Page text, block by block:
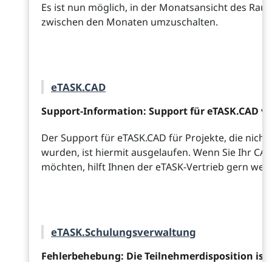
Es ist nun möglich, in der Monatsansicht des
zwischen den Monaten umzuschalten.
eTASK.CAD
Support-Information: Support für eTASK.CAD
Der Support für eTASK.CAD für Projekte, die nicht
wurden, ist hiermit ausgelaufen. Wenn Sie Ihr
möchten, hilft Ihnen der eTASK-Vertrieb gern
eTASK.Schulungsverwaltung
Fehlerbehebung: Die Teilnehmerdisposition